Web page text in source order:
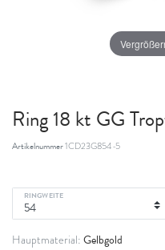
Ring 18 kt GG
Artikelnummer1CD23G854-5
RINGWEITE
Hauptmaterial: Gelbgold